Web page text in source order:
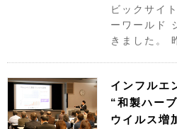
ビックサイ
ーワールド
きました。
インフルエ
“和製ハー
ウイルス増